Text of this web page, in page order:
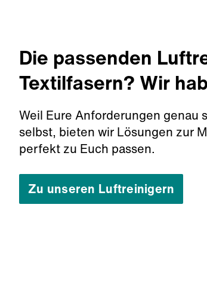
Die passenden
Textilfasern? Wir
Weil Eure Anforderungen genau
selbst, bieten wir Lösungen zur
perfekt zu Euch passen.
Zu unseren Luftreinigern